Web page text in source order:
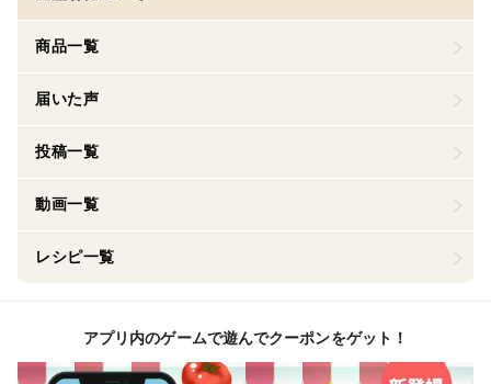
商品一覧
届いた声
投稿一覧
動画一覧
レシピ一覧
アプリ内のゲームで遊んでクーポンをゲット！